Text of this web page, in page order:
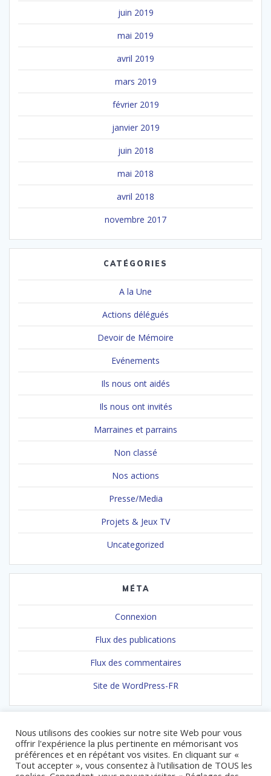
juin 2019
mai 2019
avril 2019
mars 2019
février 2019
janvier 2019
juin 2018
mai 2018
avril 2018
novembre 2017
CATÉGORIES
A la Une
Actions délégués
Devoir de Mémoire
Evénements
Ils nous ont aidés
Ils nous ont invités
Marraines et parrains
Non classé
Nos actions
Presse/Media
Projets & Jeux TV
Uncategorized
MÉTA
Connexion
Flux des publications
Flux des commentaires
Site de WordPress-FR
Nous utilisons des cookies sur notre site Web pour vous
offrir l'expérience la plus pertinente en mémorisant vos
préférences et en répétant vos visites. En cliquant sur «
Tout accepter », vous consentez à l'utilisation de TOUS les